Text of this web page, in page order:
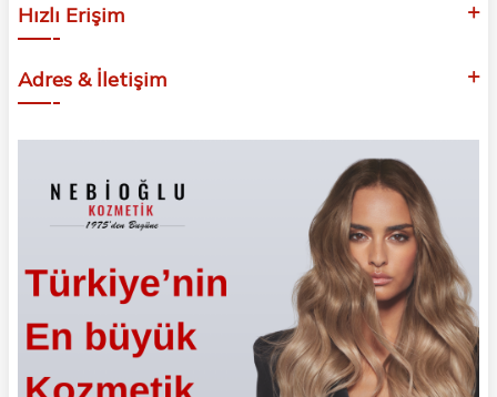
Hızlı Erişim
Adres & İletişim